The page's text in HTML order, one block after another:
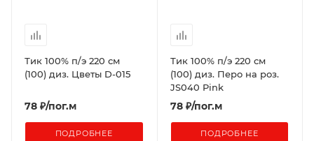
Тик 100% п/э 220 см
(100) диз. Цветы D-015
78 ₽/пог.м
ПОДРОБНЕЕ
Тик 100% п/э 220 см
(100) диз. Перо на роз.
JS040 Pink
78₽/пог.м
ПОДРОБНЕЕ